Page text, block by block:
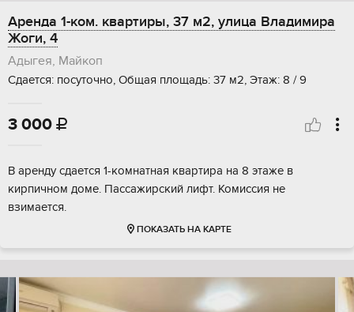
Аренда 1-ком. квартиры, 37 м2, улица Владимира
Жоги, 4
Адыгея, Майкоп
Сдается: посуточно, Общая площадь: 37 м2, Этаж: 8 / 9
3 000 
В аренду сдается 1-комнатная квартира на 8 этаже в
кирпичном доме. Пассажирский лифт. Комиссия не
взимается.
ПОКАЗАТЬ НА КАРТЕ